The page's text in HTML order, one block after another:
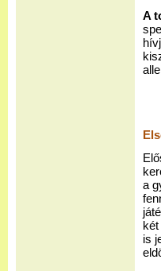
A
a
is